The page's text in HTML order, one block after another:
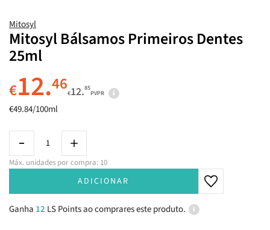
Mitosyl
Mitosyl Bálsamos Primeiros Dentes
25ml
€12.46€12.85
PVPR
€49.84/100ml
Máx. unidades por compra: 10
ADICIONAR
Ganha 12 LS Points ao comprares este produto.